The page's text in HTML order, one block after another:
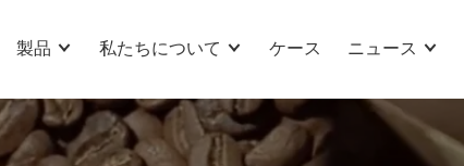
製品 私たちについて ケース ニュース